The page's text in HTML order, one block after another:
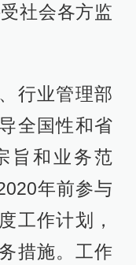
社会各方监
行业管理部
全国性和省
旨和业务范
年前参与
工作计划，
措施。工作